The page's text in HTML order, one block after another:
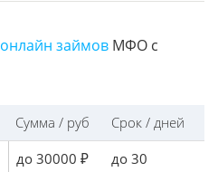
онлайн займов МФО с
Сумма / руб Срок / дней
до 30000 ₽ до 30